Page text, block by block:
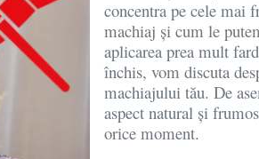
concentra pe cele mai
machiaj și cum le
aplicarea prea mult
închis, vom discuta
machiajului tău. De
aspect natural și
orice moment.